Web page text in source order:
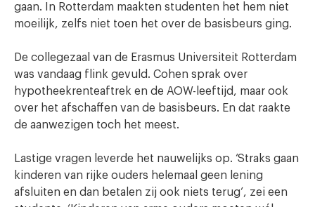
gaan. In Rotterdam maakten studenten het hem niet
moeilijk, zelfs niet toen het over de basisbeurs ging.
De collegezaal van de Erasmus Universiteit Rotterdam
was vandaag flink gevuld. Cohen sprak over
hypotheekrenteaftrek en de AOW-leeftijd, maar ook
over het afschaffen van de basisbeurs. En dat raakte
de aanwezigen toch het meest.
Lastige vragen leverde het nauwelijks op. ‘Straks gaan
kinderen van rijke ouders helemaal geen lening
afsluiten en dan betalen zij ook niets terug’, zei een